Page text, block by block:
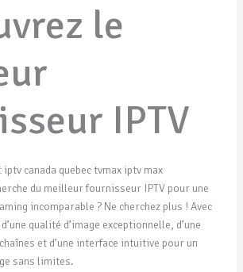
le
IPTV
du meilleur fournisseur IPTV pour une
incomparable ? Ne cherchez plus ! Avec
qualité d’image exceptionnelle, d’une
et d’une interface intuitive pour un
sans limites.